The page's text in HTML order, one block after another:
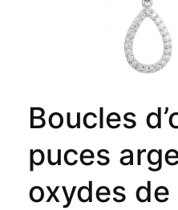
Boucles
puces
oxydes